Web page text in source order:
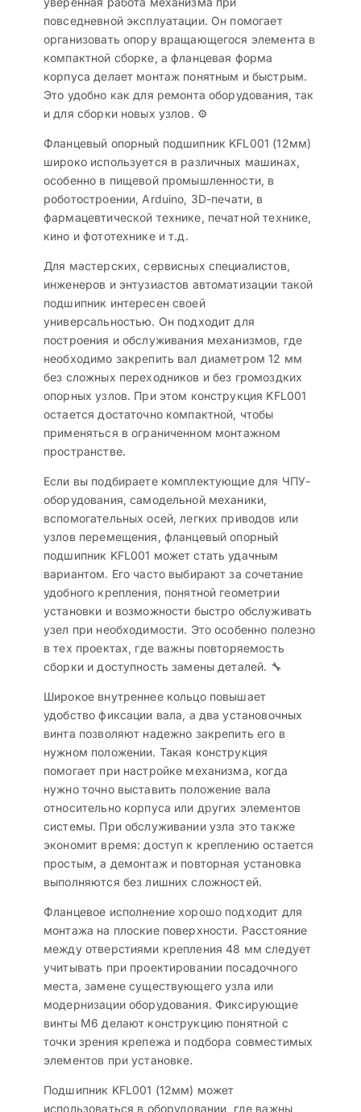
повседневной эксплуатации. Он помогает
организовать опору вращающегося элемента в
компактной сборке, а фланцевая форма
корпуса делает монтаж понятным и быстрым.
Это удобно как для ремонта оборудования, так
и для сборки новых узлов. ⚙️
Фланцевый опорный подшипник KFL001 (12мм)
широко используется в различных машинах,
особенно в пищевой промышленности, в
роботостроении, Arduino, 3D-печати, в
фармацевтической технике, печатной технике,
кино и фототехнике и т.д.
Для мастерских, сервисных специалистов,
инженеров и энтузиастов автоматизации такой
подшипник интересен своей
универсальностью. Он подходит для
построения и обслуживания механизмов, где
необходимо закрепить вал диаметром 12 мм
без сложных переходников и без громоздких
опорных узлов. При этом конструкция KFL001
остается достаточно компактной, чтобы
применяться в ограниченном монтажном
пространстве.
Если вы подбираете комплектующие для ЧПУ-
оборудования, самодельной механики,
вспомогательных осей, легких приводов или
узлов перемещения, фланцевый опорный
подшипник KFL001 может стать удачным
вариантом. Его часто выбирают за сочетание
удобного крепления, понятной геометрии
установки и возможности быстро обслуживать
узел при необходимости. Это особенно полезно
в тех проектах, где важны повторяемость
сборки и доступность замены деталей. 🔧
Широкое внутреннее кольцо повышает
удобство фиксации вала, а два установочных
винта позволяют надежно закрепить его в
нужном положении. Такая конструкция
помогает при настройке механизма, когда
нужно точно выставить положение вала
относительно корпуса или других элементов
системы. При обслуживании узла это также
экономит время: доступ к креплению остается
простым, а демонтаж и повторная установка
выполняются без лишних сложностей.
Фланцевое исполнение хорошо подходит для
монтажа на плоские поверхности. Расстояние
между отверстиями крепления 48 мм следует
учитывать при проектировании посадочного
места, замене существующего узла или
модернизации оборудования. Фиксирующие
винты М6 делают конструкцию понятной с
точки зрения крепежа и подбора совместимых
элементов при установке.
Подшипник KFL001 (12мм) может
использоваться в оборудовании, где важны